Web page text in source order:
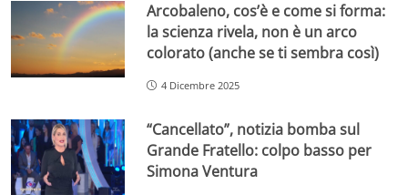
Arcobaleno, cos’è e come si forma:
la scienza rivela, non è un arco
colorato (anche se ti sembra così)
4 Dicembre 2025
“Cancellato”, notizia bomba sul
Grande Fratello: colpo basso per
Simona Ventura